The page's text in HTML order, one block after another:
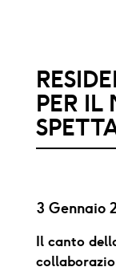
PER IL
3 Gennaio
Il canto